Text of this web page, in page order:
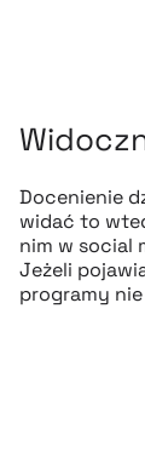
Docenienie
widać to
nim w social
Jeżeli
programy